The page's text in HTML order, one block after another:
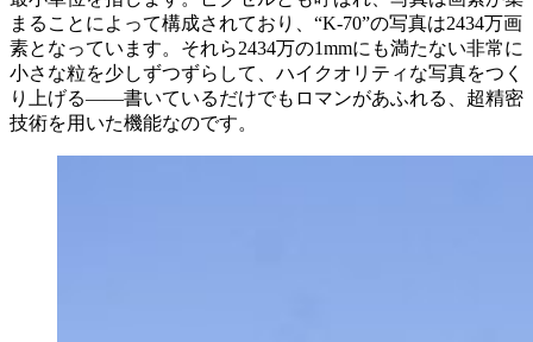
まることによって構成されており、“K-70”の写真は2434万画
素となっています。それら2434万の1mmにも満たない非常に
小さな粒を少しずつずらして、ハイクオリティな写真をつく
り上げる――書いているだけでもロマンがあふれる、超精密
技術を用いた機能なのです。